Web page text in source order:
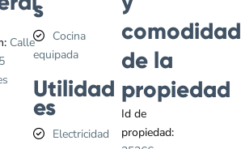
Calle
s
Cocina
equipada
Utilidad
es
Electricidad
de la
propiedad
Id de
propiedad: